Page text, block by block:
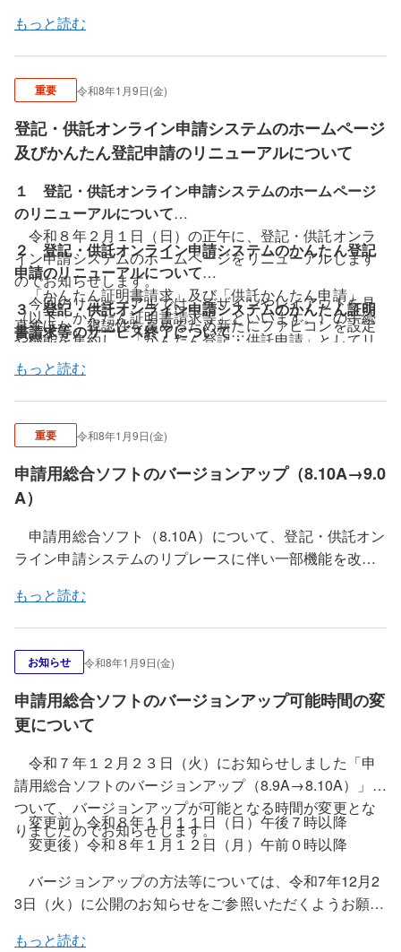
を確認しました。
この事象を解消するため、申請用総合ソフト(8.10A)に
ついてバージョンアップを行います。１月１６日（金）
午後１０時以降に、申請用総合ソフトを起動すると、最
新バージョンの申請用総合ソフト（8.10B）に更新するこ
とができます。バージョンアップの方法については、こ
ちらを御覧ください。
なお、今回のバージョンアップでは、申請書様式の更
新は行われないため、バージョンアップ前に作成した申
請データは、そのまま利用することができます。
もっと読む
重要 令和8年1月9日(金)
登記・供託オンライン申請システムのホームページ
及びかんたん登記申請のリニューアルについて
１ 登記・供託オンライン申請システムのホームページ
のリニューアルについて
令和８年２月１日（日）の正午に、登記・供託オンラ
イン申請システムのホームページをリニューアルします
のでお知らせします。
今回のリニューアルでは、デザインやレイアウトを見
直すほか、視認性を高めるため新たにファビコンを設定
しました。ホームページのリニューアルに伴い、以下に
ついて御留意ください。
や外部のホームページにおけるリンク等から遷移する際
② 本システムの操作体験や操作解説動画として提
供している下記コンテンツについて、公開終了となりま
す。
・体験版申請用総合ソフト
・体験コーナー（かんたん証明書請求、供託か
んたん申請）
２ 登記・供託オンライン申請システムのかんたん登記
申請のリニューアルについて
「かんたん証明書請求」及び「供託かんたん申請」
（以下「かんたん証明書請求等」といいます。）の手続
や機能を集約し、「かんたん登記・供託申請」としてリ
ニューアルを行います。
たん登記・供託申請が利用可能となります。かんたん登
記申請のリニューアルについては、こちらを御覧くださ
い。
なお、一時保存データに旧バージョンの手続データが
保存されている場合であっても、引き続き「一時保存か
令和８年２月２日（月）午前８時３０分以降に、かん
たん登記・供託申請を利用する場合に、御利用の端末に
おけるブラウザの設定によっては、キャッシュ情報が残
ることで画面レイアウトが崩れる事象が発生する可能性
がありますが、ブラウザのキャッシュ情報を削除するこ
とで解消します。 解消方法については、こちらを御覧く
ださい。
３ 登記・供託オンライン申請システムのかんたん証明
書請求等のサービス終了について
証明書請求等のサービス提供が終了となります。令和８
年２月２日（月）午前８時３０分以降は、かんたん登
記・供託申請を御利用ください。
かんたん証明書請求等から送信した申請データは、か
んたん登記・供託申請に自動的に引き継がれ、かんたん
登記・供託申請の「処理状況の確認」画面で確認可能で
す。なお、処理状況が最終ステータス（「手続終了」又
は「中止／却下」）に遷移した後、９２日経過した申請
データは表示されませんので御留意ください。
もっと読む
重要 令和8年1月9日(金)
申請用総合ソフトのバージョンアップ（8.10A→9.0
A）
申請用総合ソフト（8.10A）について、登記・供託オン
ライン申請システムのリプレースに伴い一部機能を改修
令和８年２月１日（日）正午以降に、申請用総合ソフ
トを起動すると、最新バージョンの申請用総合ソフト
（9.0A）に更新することができます。
ジョンアップの方法については、こちらを御覧くださ
い。
なお、申請用総合ソフトが最新のバージョンでない場
合には、エラーの原因となる可能性がありますので、申
請用総合ソフトを利用する際は必ず事前にバージョンア
ップを実施願います。
また、今回のバージョンアップでは、申請書様式の更
新は行われないため、バージョンアップ前に作成した申
請データは、そのまま利用することができます。
もっと読む
お知らせ 令和8年1月9日(金)
申請用総合ソフトのバージョンアップ可能時間の変
更について
令和７年１２月２３日（火）にお知らせしました「申
請用総合ソフトのバージョンアップ（8.9A→8.10A）」に
ついて、バージョンアップが可能となる時間が変更とな
りましたのでお知らせします。
変更前）令和８年１月１１日（日）午後７時以降
変更後）令和８年１月１２日（月）午前０時以降
バージョンアップの方法等については、令和7年12月2
3日（火）に公開のお知らせをご参照いただくようお願い
もっと読む